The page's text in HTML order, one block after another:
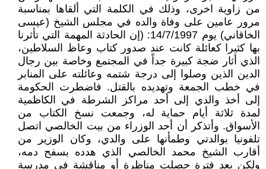
من زاوية اخرى، وذلك في الكلمة التي ألقاها بمناسبة
مرور عامين على وفاة والده في مجلس الشيخ (عيسى
الخاقاني) يوم 14/7/1997: (إن الحادثة المهمة التي تأثرنا
بها كثيرا كعائلة كانت عند صدور كتاب وعاظ السلاطين،
الذي أثار ضجة كبيرة جداً في المجتمع وخاصة بين رجال
الدين الذين وصلوا إلى درجة شتمه وعائلته على المنابر
في خطب الجمعة وتهديده بالقتل. فاضطرت الحكومة
إلى أخذ والدي إلى أحد مراكز الشرطة في الكاظمية
لمدة ثلاثة أيام حماية له، وجمعت نسخ الكتاب من
الأسواق. وأتذكر أن أحد الوزراء من بيت الخالصي اتصل
تلفونيا بوالدتي وطمأنها على والدي، وكان الوزير من
أقارب الشيخ محمد الخالصي الذي هدده بسفح دمه،
ولكن بعد فترة حصلت مناظرة أو مناقشة في مدرسة